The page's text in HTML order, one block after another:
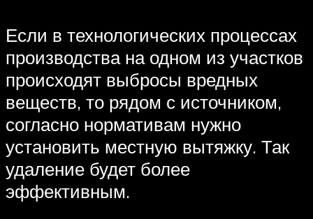
Если в технологических процессах
производства на одном из участков
происходят выбросы вредных
веществ, то рядом с источником,
согласно нормативам нужно
установить местную вытяжку. Так
удаление будет более
эффективным.